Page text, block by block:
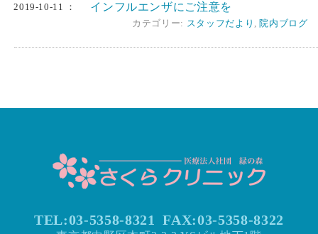
2019-10-11 ： インフルエンザにご注意を
カテゴリー: スタッフだより , 院内ブログ
TEL:03-5358-8321 FAX:03-5358-8322